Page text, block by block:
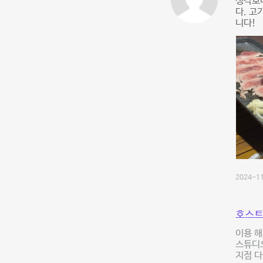
다. 고
니다!
2024-
호스
이용
스튜디
지점